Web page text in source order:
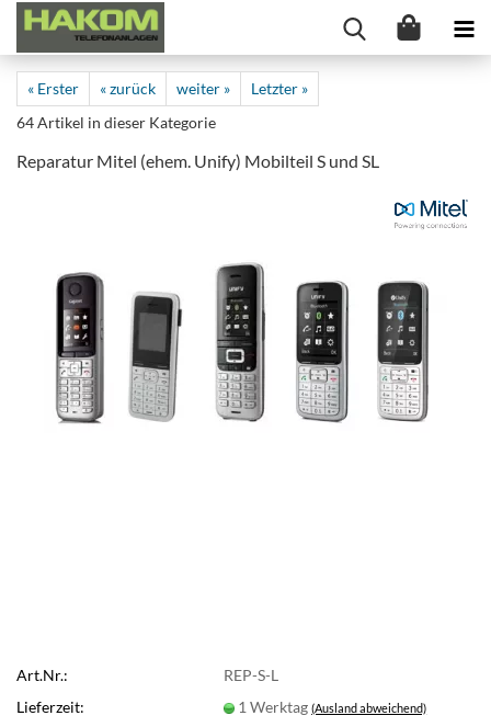
« Erster « zurück weiter »
Letzter »
64Artikel in dieser Kategorie
Reparatur Mitel (ehem. Unify) Mobilteil S und SL
Art.Nr.:
REP-S-L
Lieferzeit:
1 Werktag(Ausland abweichend)